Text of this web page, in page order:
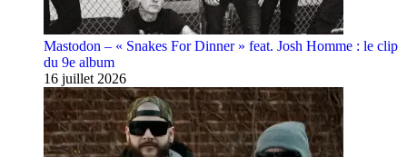
Mastodon – « Snakes For Dinner » feat. Josh Homme : le clip
du 9e album
16 juillet 2026